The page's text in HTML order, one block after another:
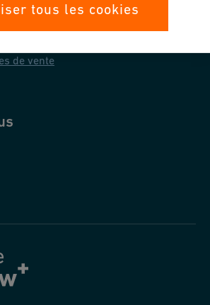
d'achat
de vente
tous les cookies